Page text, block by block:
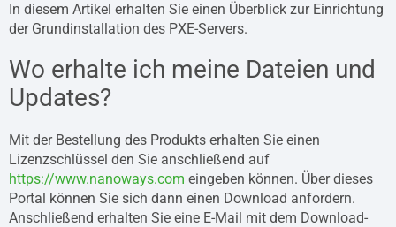
In diesem Artikel erhalten Sie einen Überblick zur Einrichtung
der Grundinstallation des PXE-Servers.
Wo erhalte ich meine Dateien und
Updates?
Mit der Bestellung des Produkts erhalten Sie einen
Lizenzschlüssel den Sie anschließend auf
https://www.nanoways.com eingeben können. Über dieses
Portal können Sie sich dann einen Download anfordern.
Anschließend erhalten Sie eine E-Mail mit dem Download-